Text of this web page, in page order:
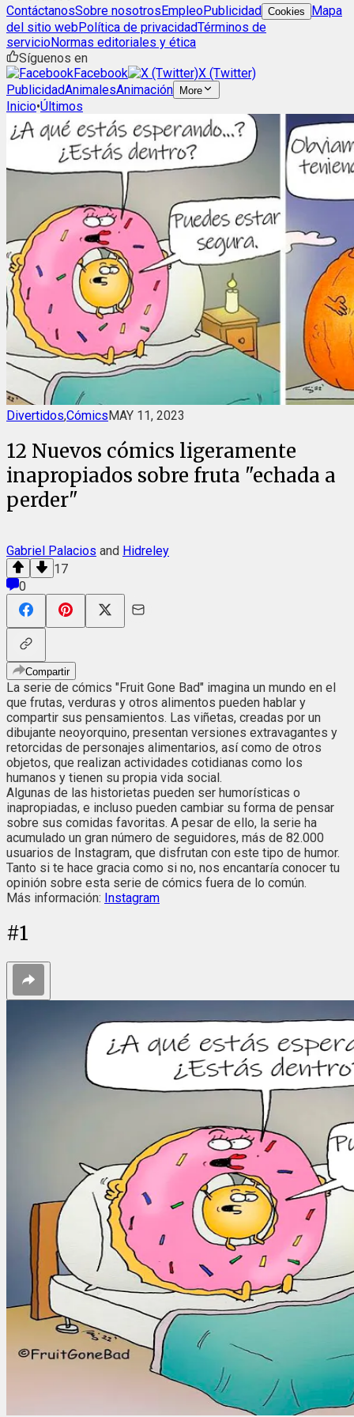
ContáctanosSobre nosotrosEmpleoPublicidad Cookies
Mapa
del sitio webPolítica de privacidadTérminos de
servicioNormas editoriales y ética
Síguenos en
Facebook
X (Twitter)
PublicidadAnimalesAnimación More
Inicio•Últimos
Divertidos,CómicsMAY 11, 2023
12 Nuevos cómics ligeramente
inapropiados sobre fruta "echada a
perder"
Gabriel Palacios and Hidreley
17
0
Compartir
La serie de cómics "Fruit Gone Bad" imagina un mundo en el
que frutas, verduras y otros alimentos pueden hablar y
compartir sus pensamientos. Las viñetas, creadas por un
dibujante neoyorquino, presentan versiones extravagantes y
retorcidas de personajes alimentarios, así como de otros
objetos, que realizan actividades cotidianas como los
humanos y tienen su propia vida social.
Algunas de las historietas pueden ser humorísticas o
inapropiadas, e incluso pueden cambiar su forma de pensar
sobre sus comidas favoritas. A pesar de ello, la serie ha
acumulado un gran número de seguidores, más de 82.000
usuarios de Instagram, que disfrutan con este tipo de humor.
Tanto si te hace gracia como si no, nos encantaría conocer tu
opinión sobre esta serie de cómics fuera de lo común.
Más información: Instagram
#1